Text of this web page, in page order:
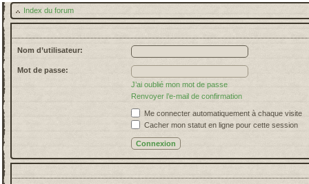
Index du forum
Nom d’utilisateur:
Mot de passe:
J’ai oublié mon mot de passe
Renvoyer l’e-mail de confirmation
Me connecter automatiquement à chaque visite
Cacher mon statut en ligne pour cette session